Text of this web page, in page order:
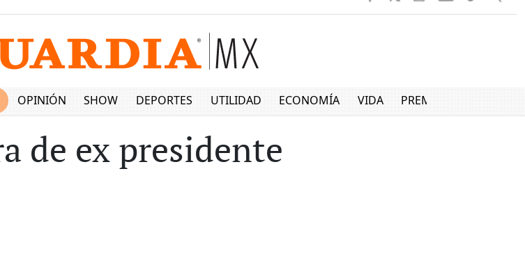
OPINIÓN SHOW DEPORTES UTILIDAD ECONOMÍA VIDA PREMIUM
de ex presidente